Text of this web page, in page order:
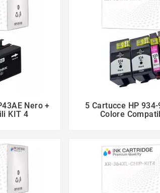
Nero +
KIT 4

5 Cartucce HP
Colore